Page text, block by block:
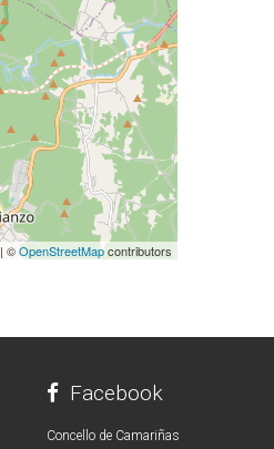
| ©OpenStreetMapcontributors
Facebook
Concello de Camariñas